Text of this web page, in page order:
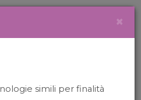
×
simili per finalità